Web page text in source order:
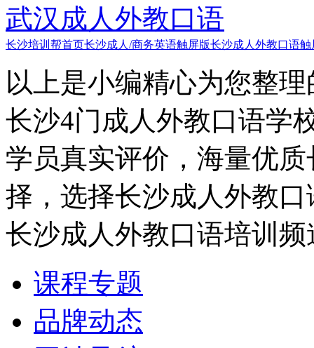
武汉成人外教口语
长沙培训帮首页长沙成人/商务英语触屏版长沙成人外教口语触
以上是小编精心为您整
长沙4门成人外教口语学
学员真实评价，海量优
择，选择长沙成人外教
长沙成人外教口语培训频
课程专题
品牌动态